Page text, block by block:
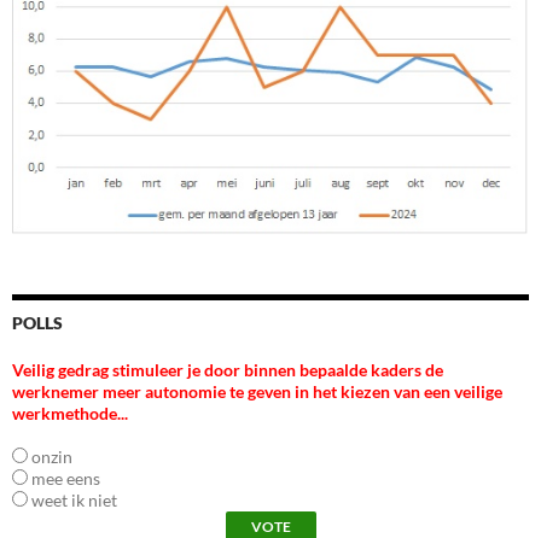
POLLS
Veilig gedrag stimuleer je door binnen bepaalde kaders de
werknemer meer autonomie te geven in het kiezen van een veilige
werkmethode...
onzin
mee eens
weet ik niet